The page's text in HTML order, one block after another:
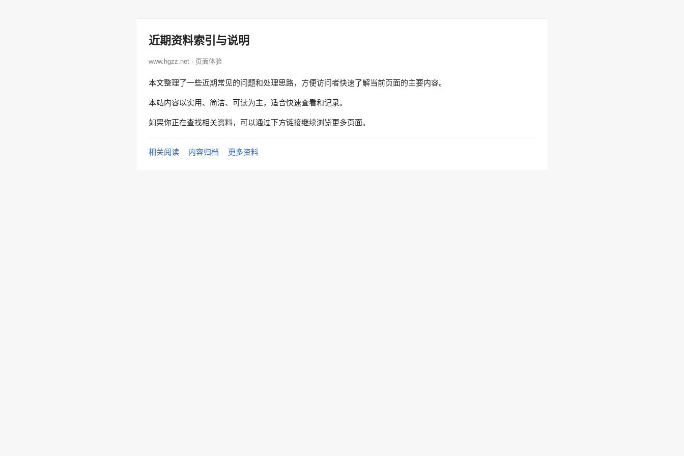
近期资料索引与说明
www.hgzz.net · 页面体验
本文整理了一些近期常见的问题和处理思路，方便访问者快速了解当前页面的主要内容。
本站内容以实用、简洁、可读为主，适合快速查看和记录。
如果你正在查找相关资料，可以通过下方链接继续浏览更多页面。
相关阅读 内容归档 更多资料